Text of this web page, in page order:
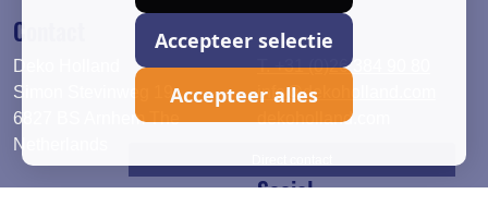
Contact
Deko Holland
Simon Stevinweg 19
6827 BS Arnhem The
Netherlands
T. +31 (0)26 384 90 80
info@dekoholland.com
dekoholland.com
Social
Accepteer selectie
Accepteer alles